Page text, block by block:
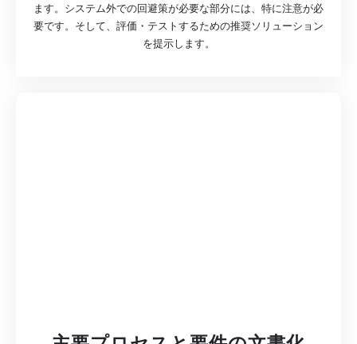
ます。システム外での回避策が必要な部分には、特に注意が必
要です。そして、評価・テストするための推奨ソリューション
を提示します。